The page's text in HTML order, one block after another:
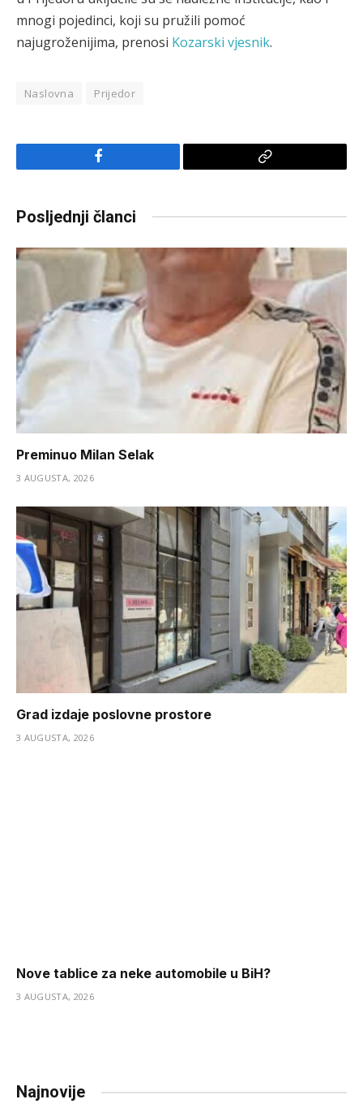
mnogi pojedinci, koji su pružili pomoć
najugroženijima, prenosi Kozarski vjesnik.
Naslovna Prijedor
Facebook
Copy
Posljednji članci
Preminuo Milan Selak
3 AUGUSTA, 2026
Grad izdaje poslovne prostore
3 AUGUSTA, 2026
Nove tablice za neke automobile u BiH?
3 AUGUSTA, 2026
Najnovije